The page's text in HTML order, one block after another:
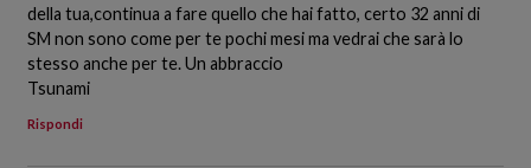
della tua,continua a fare quello che hai fatto, certo 32 anni di
SM non sono come per te pochi mesi ma vedrai che sarà lo
stesso anche per te. Un abbraccio
Tsunami
Rispondi